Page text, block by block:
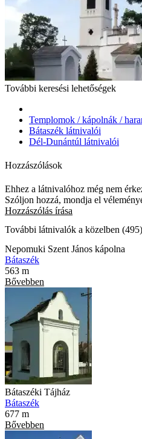
További keresési lehetőségek
Templomok / kápolnák /
Bátaszék látnivalói
Dél-Dunántúl látnivalói
Hozzászólások
Ehhez a látnivalóhoz még nem
Szóljon hozzá, mondja el
Hozzászólás írása
További látnivalók a közelben (495)
Nepomuki Szent János kápolna
Bátaszék
563 m
Bővebben
Bátaszéki Tájház
Bátaszék
677 m
Bővebben